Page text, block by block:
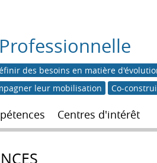
des besoins en matière
leur mobilisation
Co-
Centres d'intérêt